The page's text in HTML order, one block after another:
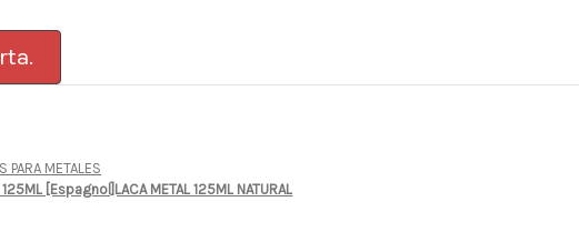
PARA METALES
[Espagnol]LACA METAL 125ML NATURAL